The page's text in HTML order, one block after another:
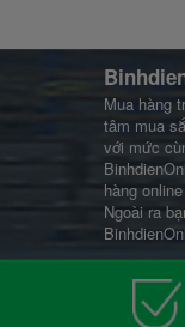
Mua hàng
tâm mua
với mức
hàng
Ngoài ra